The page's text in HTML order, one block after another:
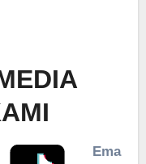
Ema